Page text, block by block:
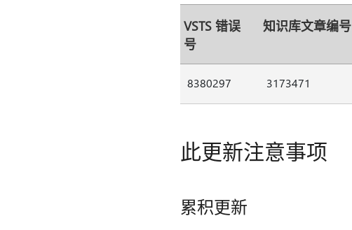
VSTS 错误
号
知识库文章编号
8380297 3173471
此更新注意事项
累积更新